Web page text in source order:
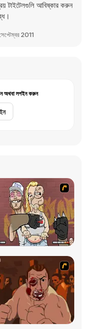
টাইটেলগুলি আবিষ্কার করুন
2011
অথবা লগইন করুন